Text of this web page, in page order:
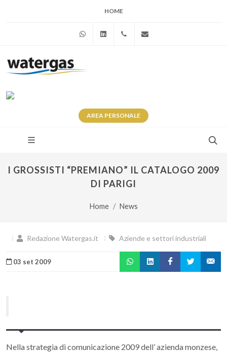
HOME
WhatsAppLinkedin+39 345 281 0246
AREA PERSONALE
I GROSSISTI “PREMIANO” IL CATALOGO 2009
DI PARIGI
Home News
Redazione Watergas.it Aziende e settori industriali
03 set 2009
Nella strategia di comunicazione 2009 dell’ azienda monzese,